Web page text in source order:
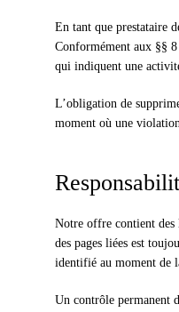
En tant que prestataire
Conformément aux §§ 8
qui indiquent une
L’obligation de
moment où une
Notre offre contient des
des pages liées est
identifié au moment de
Un contrôle permanent